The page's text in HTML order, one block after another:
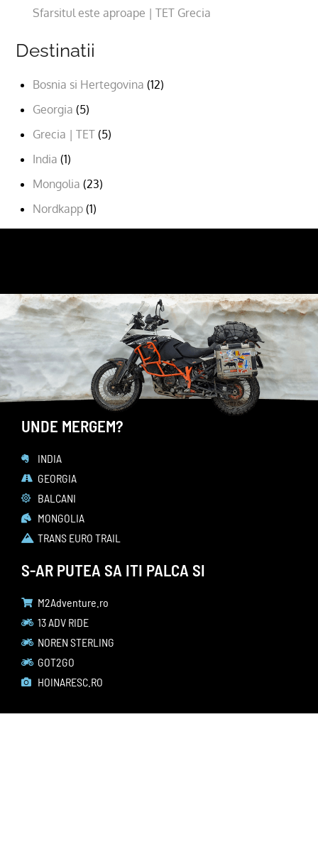
Sfarsitul este aproape | TET Grecia
Destinatii
Bosnia si Hertegovina (12)
Georgia (5)
Grecia | TET (5)
India (1)
Mongolia (23)
Nordkapp (1)
URMARESTE-MA PE
FACEBOOK
YOUTUBE
INSTAGRAM
UNDE MERGEM?
INDIA
GEORGIA
BALCANI
MONGOLIA
TRANS EURO TRAIL
S-AR PUTEA SA ITI PALCA SI
M2Adventure.ro
13 ADV RIDE
NOREN STERLING
GOT2GO
HOINARESC.RO